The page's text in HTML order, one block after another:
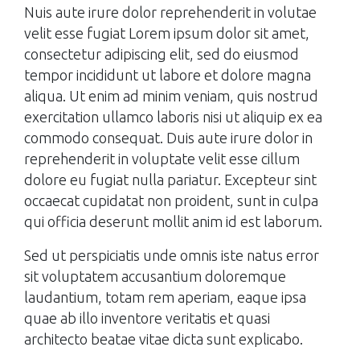
Nuis aute irure dolor reprehenderit in volutae
velit esse fugiat Lorem ipsum dolor sit amet,
consectetur adipiscing elit, sed do eiusmod
tempor incididunt ut labore et dolore magna
aliqua. Ut enim ad minim veniam, quis nostrud
exercitation ullamco laboris nisi ut aliquip ex ea
commodo consequat. Duis aute irure dolor in
reprehenderit in voluptate velit esse cillum
dolore eu fugiat nulla pariatur. Excepteur sint
occaecat cupidatat non proident, sunt in culpa
qui officia deserunt mollit anim id est laborum.
Sed ut perspiciatis unde omnis iste natus error
sit voluptatem accusantium doloremque
laudantium, totam rem aperiam, eaque ipsa
quae ab illo inventore veritatis et quasi
architecto beatae vitae dicta sunt explicabo.